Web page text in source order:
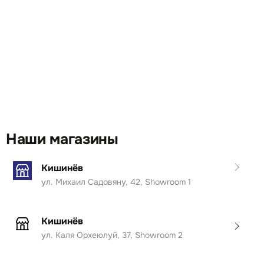
Наши магазины
Кишинёв
ул. Михаил Садовяну, 42, Showroom 1
Кишинёв
ул. Каля Орхеюлуй, 37, Showroom 2